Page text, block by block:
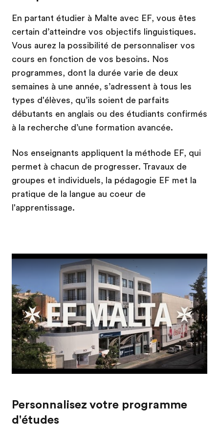
En partant étudier à Malte avec EF, vous êtes
certain d’atteindre vos objectifs linguistiques.
Vous aurez la possibilité de personnaliser vos
cours en fonction de vos besoins. Nos
programmes, dont la durée varie de deux
semaines à une année, s’adressent à tous les
types d'élèves, qu’ils soient de parfaits
débutants en anglais ou des étudiants confirmés
à la recherche d’une formation avancée.
Nos enseignants appliquent la méthode EF, qui
permet à chacun de progresser. Travaux de
groupes et individuels, la pédagogie EF met la
pratique de la langue au coeur de
l'apprentissage.
Personnalisez votre programme
d'études